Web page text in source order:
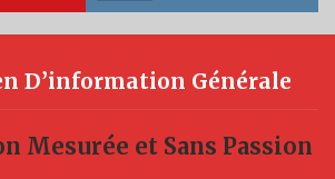
D’information Générale
Mesurée et Sans Passion